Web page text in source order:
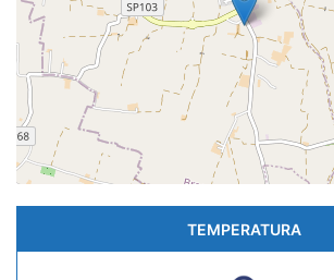
TEMPERATURA